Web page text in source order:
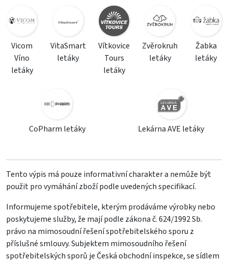
Vicom
Víno
letáky
VitaSmart
letáky
Vítkovice
Tours
letáky
Zvěrokruh
letáky
Žabka
letáky
CoPharm letáky Lekárna AVE letáky
Tento výpis má pouze informativní charakter a nemůže být
použit pro vymáhání zboží podle uvedených specifikací.
Informujeme spotřebitele, kterým prodáváme výrobky nebo
poskytujeme služby, že mají podle zákona č. 624/1992 Sb.
právo na mimosoudní řešení spotřebitelského sporu z
příslušné smlouvy. Subjektem mimosoudního řešení
spotřebitelských sporů je Česká obchodní inspekce, se sídlem